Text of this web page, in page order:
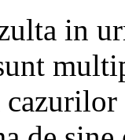
in